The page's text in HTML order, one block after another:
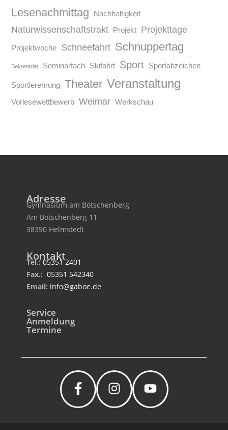
Lesenachmittag Nachhaltigkeit
Naturwissenschaftstrakt Projekt Projekttage
Projektwoche Schneefahrt Schnuppertag
Sekretariat Seminarfach Skifahrt Sport Sportabzeichen
Sportlerehrung Theater Veranstaltung
Vorlesewettbewerb Weimar Werkschau
Adresse
Gymnasium am Bötschenberg
Am Bötschenberg 11
38350 Helmstedt
Kontakt
Tel.:05351 2401
Fax.:05351 542340
Email: info@gaboe.de
Service
Anmeldung
Termine